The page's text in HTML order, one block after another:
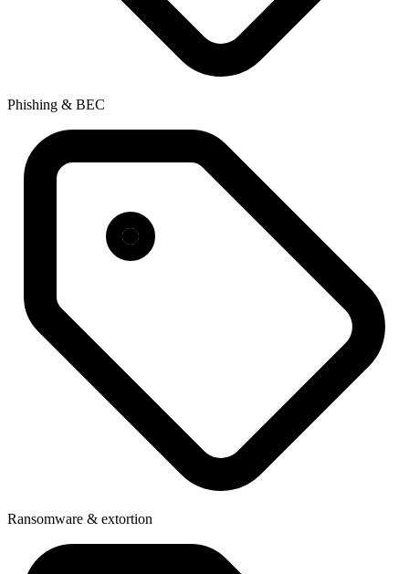
Phishing & BEC
Ransomware & extortion